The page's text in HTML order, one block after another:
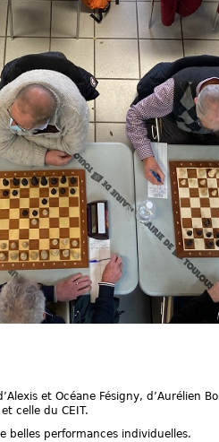
et Océane Fésigny, d’Aurélien
celle du CEIT.
belles performances individuelles.